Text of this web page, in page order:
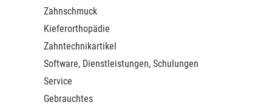
Zahnschmuck
Kieferorthopädie
Zahntechnikartikel
Software, Dienstleistungen, Schulungen
Service
Gebrauchtes